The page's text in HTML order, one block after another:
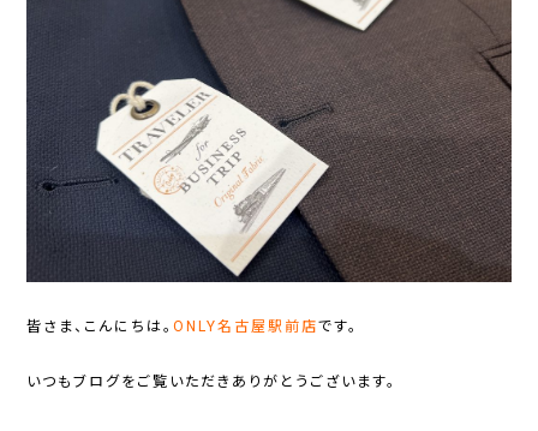
皆さま、こんにちは。ONLY名古屋駅前店です。
いつもブログをご覧いただきありがとうございます。